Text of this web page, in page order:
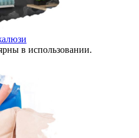
в использовании.